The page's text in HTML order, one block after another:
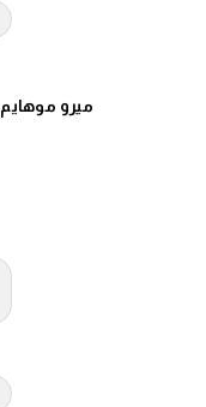
ميرو موهايم